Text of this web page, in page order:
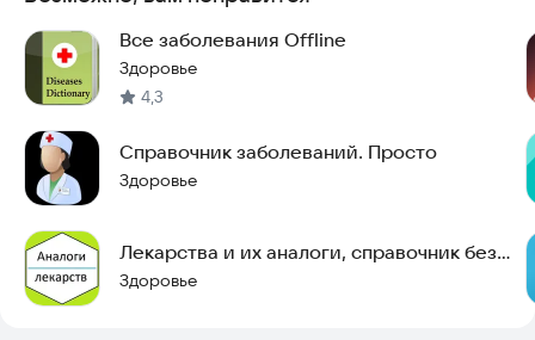
Все заболевания Offline
Здоровье
4,3
Справочник заболеваний. Просто
Здоровье
Лекарства и их аналоги, справочник без
интернета
Здоровье